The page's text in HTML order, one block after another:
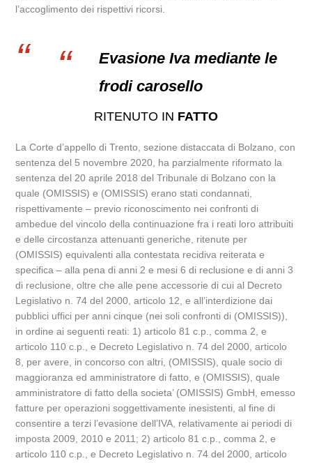
l’accoglimento dei rispettivi ricorsi.
Evasione Iva mediante le
frodi carosello
RITENUTO IN FATTO
La Corte d’appello di Trento, sezione distaccata di Bolzano, con
sentenza del 5 novembre 2020, ha parzialmente riformato la
sentenza del 20 aprile 2018 del Tribunale di Bolzano con la
quale (OMISSIS) e (OMISSIS) erano stati condannati,
rispettivamente – previo riconoscimento nei confronti di
ambedue del vincolo della continuazione fra i reati loro attribuiti
e delle circostanza attenuanti generiche, ritenute per
(OMISSIS) equivalenti alla contestata recidiva reiterata e
specifica – alla pena di anni 2 e mesi 6 di reclusione e di anni 3
di reclusione, oltre che alle pene accessorie di cui al Decreto
Legislativo n. 74 del 2000, articolo 12, e all’interdizione dai
pubblici uffici per anni cinque (nei soli confronti di (OMISSIS)),
in ordine ai seguenti reati: 1) articolo 81 c.p., comma 2, e
articolo 110 c.p., e Decreto Legislativo n. 74 del 2000, articolo
8, per avere, in concorso con altri, (OMISSIS), quale socio di
maggioranza ed amministratore di fatto, e (OMISSIS), quale
amministratore di fatto della societa’ (OMISSIS) GmbH, emesso
fatture per operazioni soggettivamente inesistenti, al fine di
consentire a terzi l’evasione dell’IVA, relativamente ai periodi di
imposta 2009, 2010 e 2011; 2) articolo 81 c.p., comma 2, e
articolo 110 c.p., e Decreto Legislativo n. 74 del 2000, articolo